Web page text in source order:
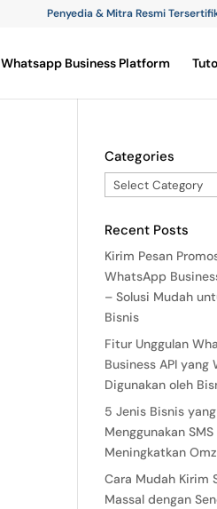
Penyedia & Mitra Resmi
Whatsapp Business Platform
Categories
Recent Posts
Kirim Pesan
WhatsApp
– Solusi Mudah
Bisnis
Fitur Unggulan
Business API yang
Digunakan oleh
5 Jenis Bisnis
Menggunakan
Meningkatkan
Cara Mudah Kirim
Massal dengan